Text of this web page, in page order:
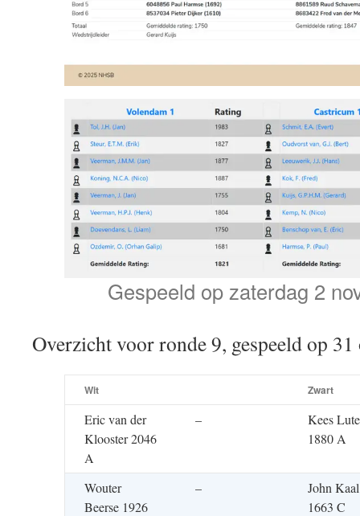
Gespeeld op zaterdag 2
Overzicht voor ronde 9, gespeeld op
Wit Zwart
Eric van der
Klooster 2046
A
–
Kees Lute
1880 A
Wouter
Beerse 1926
–
John Kaal
1663 C